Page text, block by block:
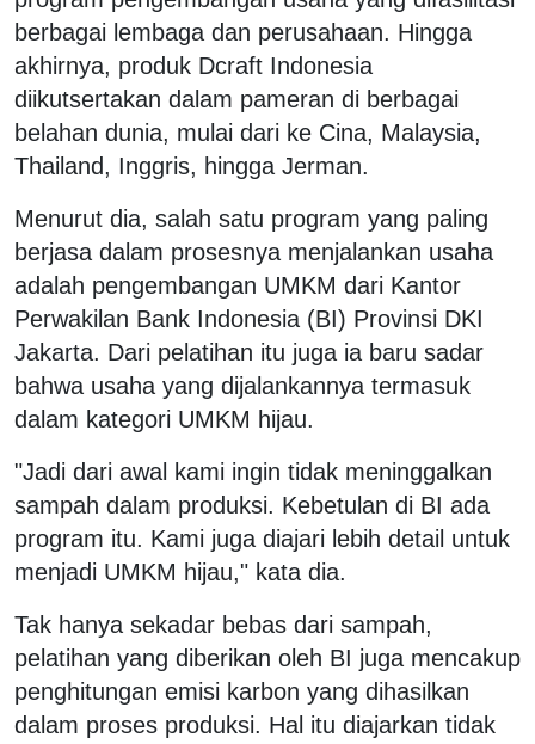
berbagai lembaga dan perusahaan. Hingga
akhirnya, produk Dcraft Indonesia
diikutsertakan dalam pameran di berbagai
belahan dunia, mulai dari ke Cina, Malaysia,
Thailand, Inggris, hingga Jerman.
Menurut dia, salah satu program yang paling
berjasa dalam prosesnya menjalankan usaha
adalah pengembangan UMKM dari Kantor
Perwakilan Bank Indonesia (BI) Provinsi DKI
Jakarta. Dari pelatihan itu juga ia baru sadar
bahwa usaha yang dijalankannya termasuk
dalam kategori UMKM hijau.
"Jadi dari awal kami ingin tidak meninggalkan
sampah dalam produksi. Kebetulan di BI ada
program itu. Kami juga diajari lebih detail untuk
menjadi UMKM hijau," kata dia.
Tak hanya sekadar bebas dari sampah,
pelatihan yang diberikan oleh BI juga mencakup
penghitungan emisi karbon yang dihasilkan
dalam proses produksi. Hal itu diajarkan tidak